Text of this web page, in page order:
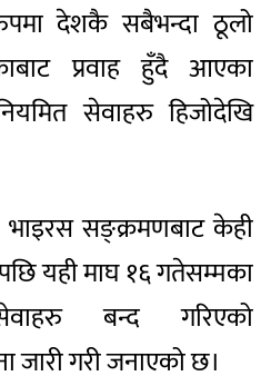
देशकै सबैभन्दा ठूलो
प्रवाह हुँदै आएका
सेवाहरु हिजोदेखि
सङ्क्रमणबाट केही
यही माघ १६ गतेसम्मका
बन्द गरिएको
जारी गरी जनाएको छ।